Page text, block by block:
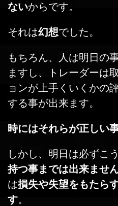
ないからです。
それは幻想でした。
もちろん、人は明日の
ますし、トレーダーは
ョンが上手くいくかの
する事が出来ます。
時にはそれらが正しい
しかし、明日は必ずこ
持つ事までは出来ませ
は損失や失望をもたら
す。